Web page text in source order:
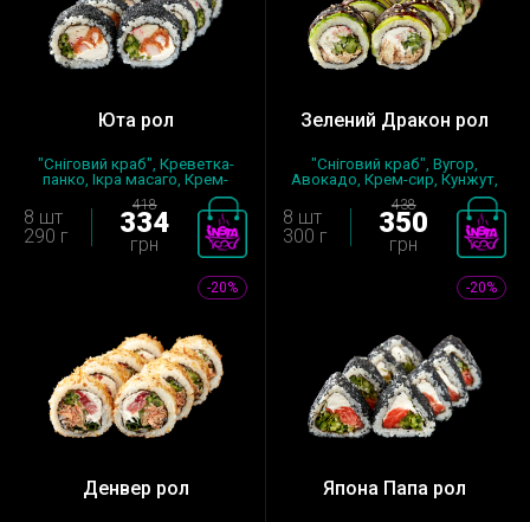
Юта рол
"Сніговий краб", Креветка-
панко, Ікра масаго, Крем-
сир,...
8 шт
290 г
418
334
грн
Зелений Дракон рол
"Сніговий краб", Вугор,
Авокадо, Крем-сир, Кунжут,
Огіро...
8 шт
300 г
438
350
грн
-20%
Денвер рол
-20%
Япона Папа рол